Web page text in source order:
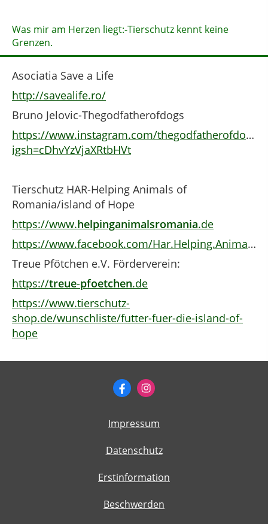
Was mir am Herzen liegt:-Tierschutz kennt keine
Grenzen.
Asociatia Save a Life
http://savealife.ro/
Bruno Jelovic-Thegodfatherofdogs
https://www.instagram.com/thegodfatherofdogs?
igsh=cDhvYzVjaXRtbHVt
Tierschutz HAR-Helping Animals of
Romania/island of Hope
https://www.helpinganimalsromania.de
https://www.facebook.com/Har.Helping.Animals.of.Romania.har/
Treue Pfötchen e.V. Förderverein:
https://treue-pfoetchen.de
https://www.tierschutz-
shop.de/wunschliste/futter-fuer-die-island-of-
hope
Impressum
Datenschutz
Erstinformation
Beschwerden